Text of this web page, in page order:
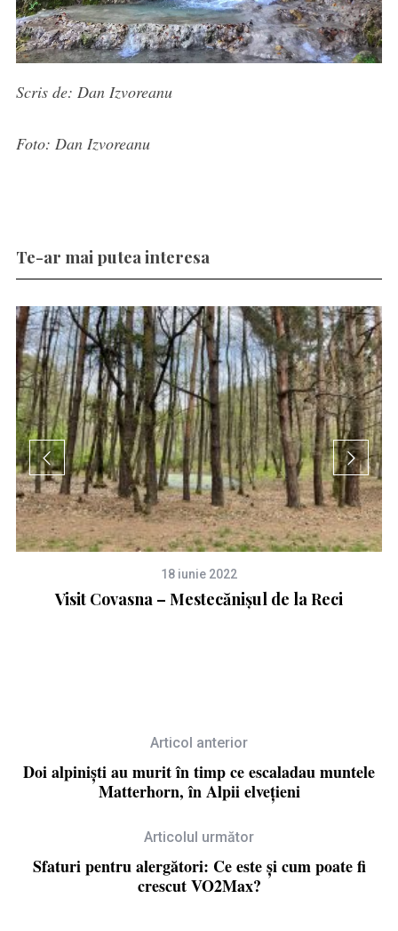
Scris de: Dan Izvoreanu
Foto: Dan Izvoreanu
Te-ar mai putea interesa
18 iunie 2022
Visit Covasna – Mestecănișul de la Reci
Articol anterior
Doi alpiniști au murit în timp ce escaladau muntele
Matterhorn, în Alpii elvețieni
Articolul următor
Sfaturi pentru alergători: Ce este și cum poate fi
crescut VO2Max?